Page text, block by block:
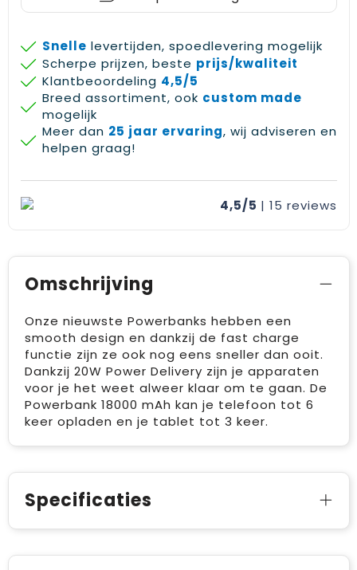
Snelle levertijden, spoedlevering mogelijk
Scherpe prijzen, beste prijs/kwaliteit
Klantbeoordeling 4,5/5
Breed assortiment, ook custom made
mogelijk
Meer dan 25 jaar ervaring, wij adviseren en
helpen graag!
4,5/5 | 15 reviews
Omschrijving
Onze nieuwste Powerbanks hebben een
smooth design en dankzij de fast charge
functie zijn ze ook nog eens sneller dan ooit.
Dankzij 20W Power Delivery zijn je apparaten
voor je het weet alweer klaar om te gaan. De
Powerbank 18000 mAh kan je telefoon tot 6
keer opladen en je tablet tot 3 keer.
Specificaties